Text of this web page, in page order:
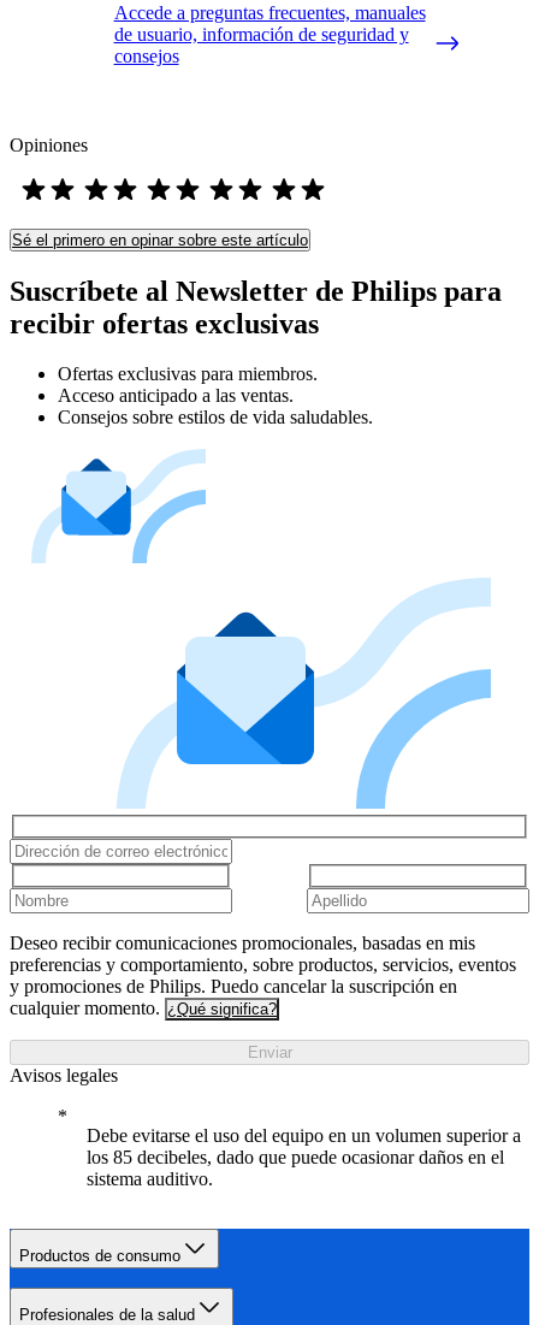
Accede a preguntas frecuentes, manuales
de usuario, información de seguridad y
consejos
Opiniones
Sé el primero en opinar sobre este artículo
Suscríbete al Newsletter de Philips para
recibir ofertas exclusivas
Ofertas exclusivas para miembros.
Acceso anticipado a las ventas.
Consejos sobre estilos de vida saludables.
Deseo recibir comunicaciones promocionales, basadas en mis
preferencias y comportamiento, sobre productos, servicios, eventos
y promociones de Philips. Puedo cancelar la suscripción en
cualquier momento. ¿Qué significa?
Enviar
Avisos legales
Debe evitarse el uso del equipo en un volumen superior a
los 85 decibeles, dado que puede ocasionar daños en el
sistema auditivo.
Productos de consumo
Profesionales de la salud